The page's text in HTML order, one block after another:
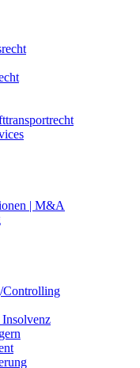
| M&A
Controlling